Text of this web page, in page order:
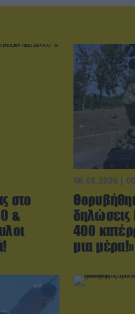
στο
&
06.08.2026 |
δηλώσεις
400
μια μέρα!»